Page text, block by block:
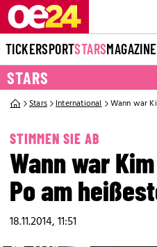
TICKERSPORTSTARSMAGAZINE
STARS
Stars International Wann war
STIMMEN SIE AB
Wann war
Po am
18.11.2014, 11:51